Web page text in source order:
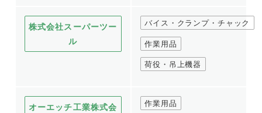
株式会社スーパーツー
ル
バイス・クランプ・チャック
作業用品
荷役・吊上機器
オーエッチ工業株式会
作業用品